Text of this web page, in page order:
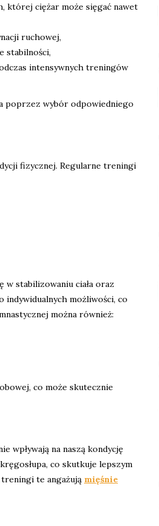
której ciężar może sięgać nawet
ruchowej,
stabilności,
intensywnych treningów
poprzez wybór odpowiedniego
fizycznej. Regularne treningi
w stabilizowaniu ciała oraz
indywidualnych możliwości, co
można również:
co może skutecznie
wpływają na naszą kondycję
co skutkuje lepszym
te angażują mięśnie